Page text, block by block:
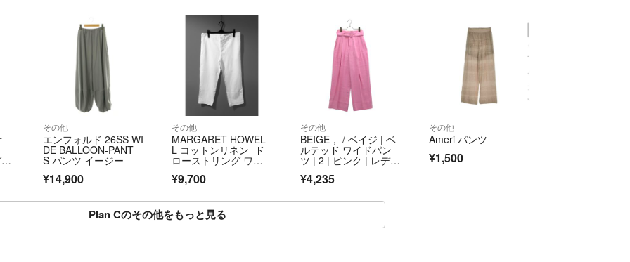
その他
エンフォルド 26SS WI
DE BALLOON-PANT
S パンツ イージー
¥14,900
その他
MARGARET HOWEL
L コットンリネン ド
ローストリング ワイ
¥9,700
その他
BEIGE， / ベイジ | ベ
ルテッド ワイドパン
ツ | 2 | ピンク | レディ
¥4,235
その他
Ameri パンツ
¥1,500
Plan Cのその他をもっと見る